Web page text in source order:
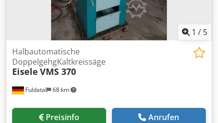
1 / 5
Fuldatal 68 km
Halbautomatische
DoppelgehgKaltkreissäge
Eisele VMS 370
Preisinfo Anrufen